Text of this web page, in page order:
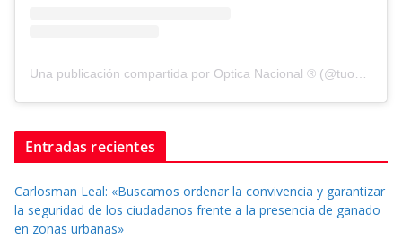
Una publicación compartida por Optica Nacional ® (@tuopticanacional)
Entradas recientes
Carlosman Leal: «Buscamos ordenar la convivencia y garantizar
la seguridad de los ciudadanos frente a la presencia de ganado
en zonas urbanas»